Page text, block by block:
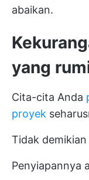
abaikan.
yang
Cita-cita Anda
proyek
Tidak
Penyiapannya